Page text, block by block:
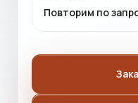
Повторим по